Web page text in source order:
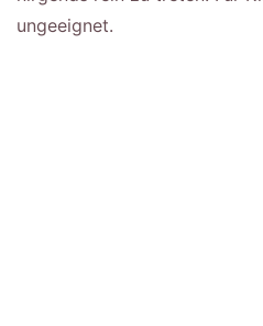
ungeeignet.